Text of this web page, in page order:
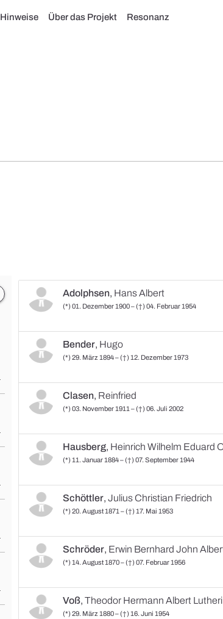
Hinweise Über das Projekt Resonanz
Adolphsen, Hans Albert
(*) 01. Dezember 1900 – (†) 04. Februar 1954
Bender, Hugo
(*) 29. März 1894 – (†) 12. Dezember 1973
Clasen, Reinfried
(*) 03. November 1911 – (†) 06. Juli 2002
Hausberg, Heinrich Wilhelm Eduard
(*) 11. Januar 1884 – (†) 07. September 1944
Schöttler,Julius Christian Friedrich
(*) 20. August 1871 – (†) 17. Mai 1953
Schröder, Erwin Bernhard John
(*) 14. August 1870 – (†) 07. Februar 1956
Voß,Theodor Hermann Albert Lutheri
(*) 29. März 1880 – (†) 16. Juni 1954